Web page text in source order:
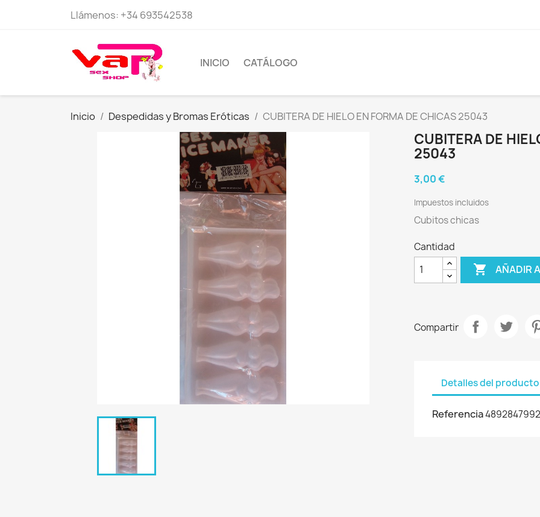
Llámenos: +34 693542538
INICIO CATÁLOGO
Inicio Despedidas y Bromas Eróticas CUBITERA DE HIELO EN FORMA DE CHICAS 25043
CUBITERA DE
25043
3,00 €
Impuestos incluidos
Cubitos chicas
Cantidad
 AÑADIR
Compartir
Detalles del producto
Referencia